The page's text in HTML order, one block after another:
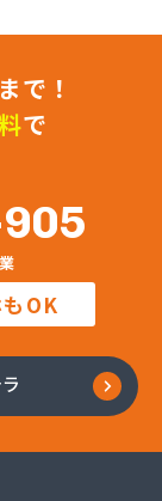
式会社
で！
で
OK